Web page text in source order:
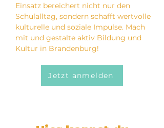
Einsatz bereichert nicht nur den
Schulalltag, sondern schafft wertvolle
kulturelle und soziale Impulse. Mach
mit und gestalte aktiv Bildung und
Kultur in Brandenburg!
Jetzt anmelden